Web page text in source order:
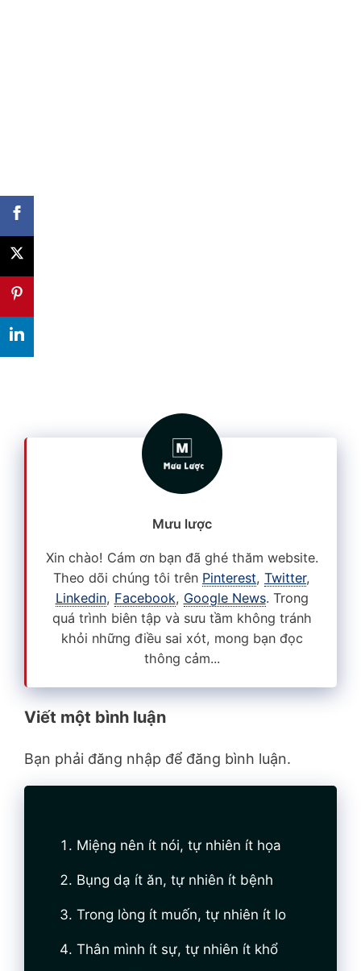
Mưu lược
Xin chào! Cám ơn bạn đã ghé thăm website.
Theo dõi chúng tôi trên Pinterest, Twitter,
Linkedin, Facebook, Google News. Trong
quá trình biên tập và sưu tầm không tránh
khỏi những điều sai xót, mong bạn đọc
thông cảm...
Viết một bình luận
Bạn phải đăng nhập để đăng bình luận.
Miệng nên ít nói, tự nhiên ít họa
Bụng dạ ít ăn, tự nhiên ít bệnh
Trong lòng ít muốn, tự nhiên ít lo
Thân mình ít sự, tự nhiên ít khổ